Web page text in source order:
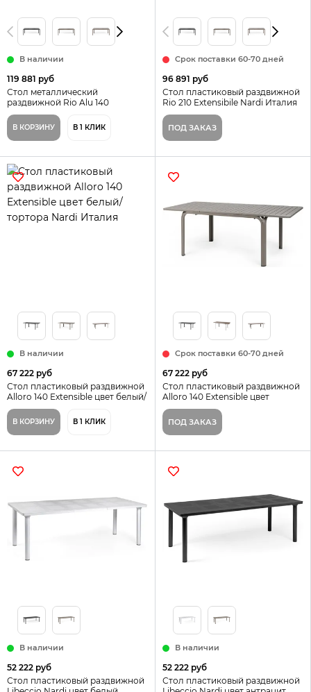
В наличии
119 881 руб
Стол металлический
раздвижной Rio Alu 140
Extensibile Nardi, цвет антрацит
В КОРЗИНУ В 1 КЛИК
Срок поставки 60-70 дней
96 891 руб
Стол пластиковый раздвижной
Rio 210 Extensibile Nardi Италия
цвет белый
ПОД ЗАКАЗ
В наличии
67 222 руб
Стол пластиковый раздвижной
Alloro 140 Extensible цвет белый/
тортора Nardi Италия
В КОРЗИНУ В 1 КЛИК
Срок поставки 60-70 дней
67 222 руб
Стол пластиковый раздвижной
Alloro 140 Extensible цвет
тортора Nardi Италия
ПОД ЗАКАЗ
В наличии
52 222 руб
Стол пластиковый раздвижной
В наличии
52 222 руб
Стол пластиковый раздвижной